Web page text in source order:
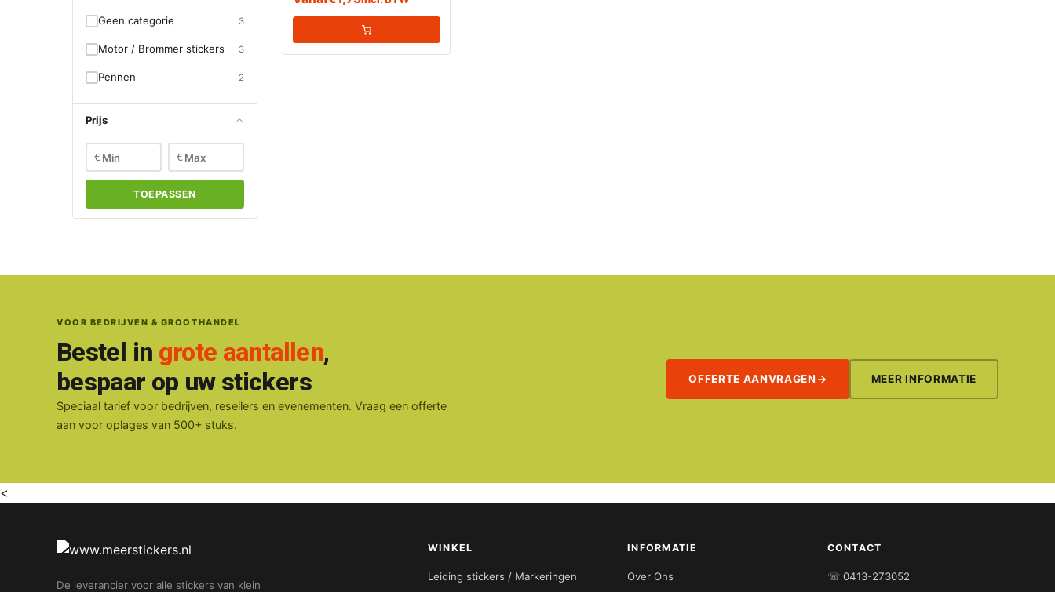
Geen categorie 3
Motor / Brommer stickers 3
Pennen 2
Prijs
€ €
TOEPASSEN
VOOR BEDRIJVEN & GROOTHANDEL
Bestel in grote aantallen,
bespaar op uw stickers
Speciaal tarief voor bedrijven, resellers en evenementen. Vraag een offerte
aan voor oplages van 500+ stuks.
OFFERTE AANVRAGEN MEER INFORMATIE
<
De leverancier voor alle stickers van klein
WINKEL
Leiding stickers / Markeringen
INFORMATIE
Over Ons
CONTACT
☏ 0413-273052